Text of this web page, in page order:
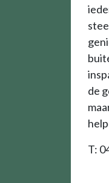
de
T: